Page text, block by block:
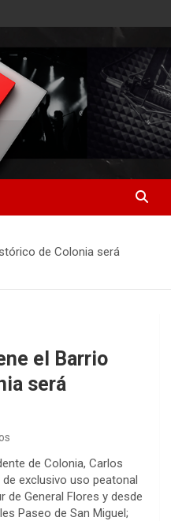
de Colonia será
el Barrio
será
de Colonia, Carlos
exclusivo uso peatonal
de General Flores y desde
Paseo de San Miguel;